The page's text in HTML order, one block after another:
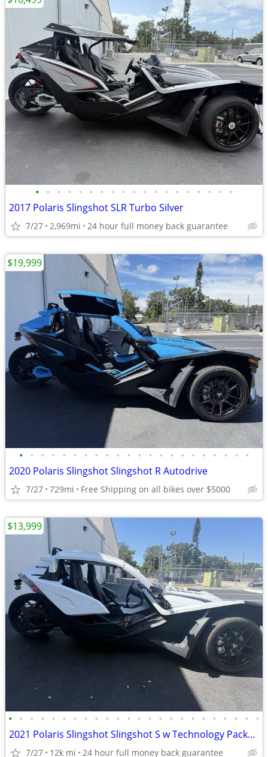
• • • • • • • • • • • • • • • • • • •
2017 Polaris Slingshot SLR Turbo Silver
7/27 2,969mi 24 hour full money back guarantee
• • • • • • • • • • • • • • • • • • • • • •
2020 Polaris Slingshot Slingshot R Autodrive
7/27 729mi Free Shipping on all bikes over $5000
$19,999
• • • • • • • • • • • • • • • • • • • • • • • •
2021 Polaris Slingshot Slingshot S w Technology Package I
7/27 12k mi 24 hour full money back guarantee
$13,999